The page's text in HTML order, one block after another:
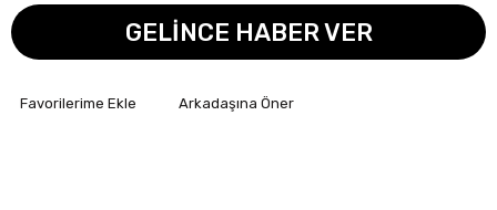
GELİNCE HABER VER
Arkadaşına Öner